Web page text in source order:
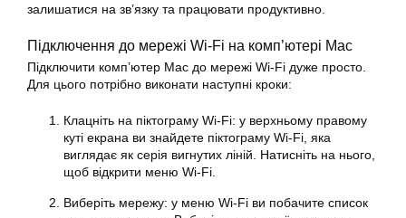
залишатися на зв’язку та працювати продуктивно.
Підключення до мережі Wi-Fi на комп’ютері Mac
Підключити комп’ютер Mac до мережі Wi-Fi дуже просто.
Для цього потрібно виконати наступні кроки:
Клацніть на піктограму Wi-Fi: у верхньому правому
куті екрана ви знайдете піктограму Wi-Fi, яка
виглядає як серія вигнутих ліній. Натисніть на нього,
щоб відкрити меню Wi-Fi.
Виберіть мережу: у меню Wi-Fi ви побачите список